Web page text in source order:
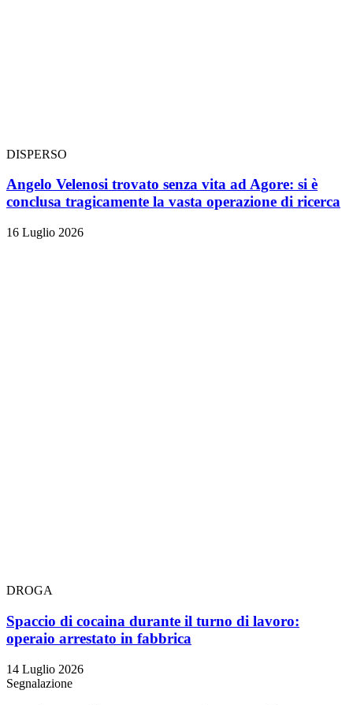
DISPERSO
Angelo Velenosi trovato senza vita ad Agore: si è
conclusa tragicamente la vasta operazione di ricerca
16 Luglio 2026
DROGA
Spaccio di cocaina durante il turno di lavoro:
operaio arrestato in fabbrica
14 Luglio 2026
Segnalazione